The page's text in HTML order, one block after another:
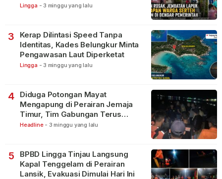
Lingga - 3 minggu yang lalu
3
Kerap Dilintasi Speed Tanpa
Identitas, Kades Belungkur Minta
Pengawasan Laut Diperketat
Lingga - 3 minggu yang lalu
4
Diduga Potongan Mayat
Mengapung di Perairan Jemaja
Timur, Tim Gabungan Terus
Lakukan Pencarian
Headline - 3 minggu yang lalu
5
BPBD Lingga Tinjau Langsung
Kapal Tenggelam di Perairan
Lansik, Evakuasi Dimulai Hari Ini